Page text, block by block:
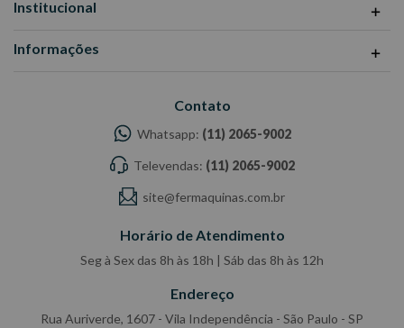
Dimensões CxLxA (mm): 710x485x840
Fabricante: GEDORE
-Todas as informações divulgadas são de responsabilidade do
Fabricante/Fornecedor.
Institucional
Informações
Contato
Whatsapp: (11) 2065-9002
Televendas: (11) 2065-9002
site@fermaquinas.com.br
Horário de Atendimento
Seg à Sex das 8h às 18h | Sáb das 8h às 12h
Endereço
Rua Auriverde, 1607 - Vila Independência - São Paulo - SP